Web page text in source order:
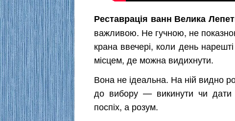
Реставрація ванн Велика
важливою. Не гучною, не
крана ввечері, коли день
місцем, де можна видихнути.
Вона не ідеальна. На ній видно
до вибору — викинути чи
поспіх, а розум.